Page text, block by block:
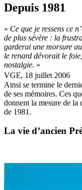
Depuis 1981
« Ce que je ressens ce
de plus sévère : la
garderai une morsure
le renard dévorait le
nostalgie. »
VGE, 18 juillet 2006
Ainsi se termine le
de ses mémoires. Ces
donnent la mesure de la
de 1981.
La vie d’ancien